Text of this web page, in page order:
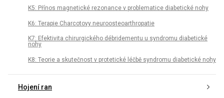
K5: Přínos magnetické rezonance v problematice diabetické nohy
K6: Terapie Charcotovy neuroosteoarthropatie
K7: Efektivita chirurgického débridementu u syndromu diabetické
nohy
K8: Teorie a skutečnost v protetické léčbě syndromu diabetické nohy
Hojení ran